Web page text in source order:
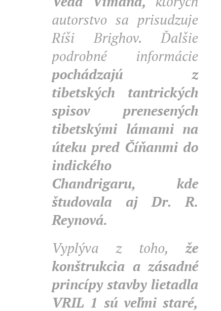
autorstvo sa prisudzuje
Ríši Brighov. Ďalšie
podrobné informácie
pochádzajú z
tibetských tantrických
spisov prenesených
tibetskými lámami na
úteku pred Číňanmi do
indického
Chandrigaru, kde
študovala aj Dr. R.
Reynová.
Vyplýva z toho,že
konštrukcia a zásadné
princípy stavby lietadla
VRIL 1 sú veľmi staré,